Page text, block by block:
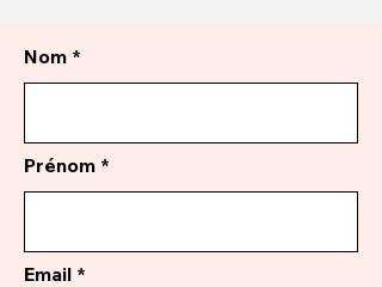
Nom
Prénom
Email